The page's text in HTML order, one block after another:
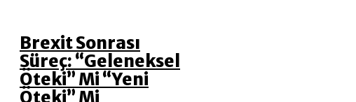
Brexit Sonrası
Süreç: “Geleneksel
Öteki” Mi “Yeni
Öteki” Mi